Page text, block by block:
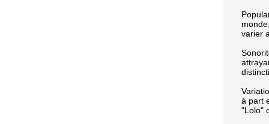
varier
à part
"Lolo"